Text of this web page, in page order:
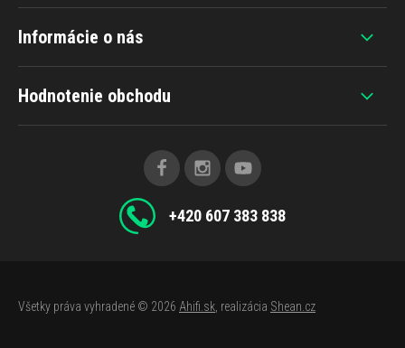
Informácie o nás
Hodnotenie obchodu
+420 607 383 838
Všetky práva vyhradené © 2026 Ahifi.sk , realizácia Shean.cz